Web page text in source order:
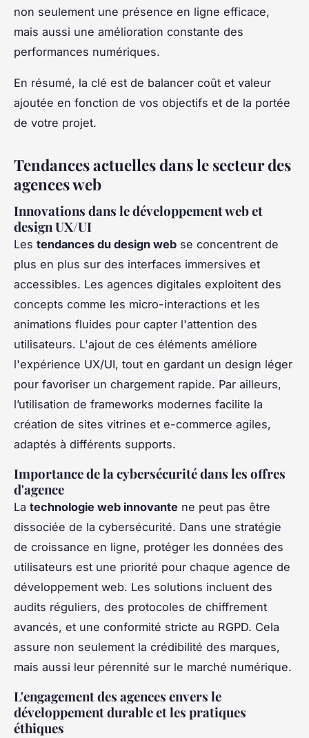
non seulement une présence en ligne efficace,
mais aussi une amélioration constante des
performances numériques.
En résumé, la clé est de balancer coût et valeur
ajoutée en fonction de vos objectifs et de la portée
de votre projet.
Tendances actuelles dans le secteur des
agences web
Innovations dans le développement web et
design UX/UI
Les tendances du design web se concentrent de
plus en plus sur des interfaces immersives et
accessibles. Les agences digitales exploitent des
concepts comme les micro-interactions et les
animations fluides pour capter l'attention des
utilisateurs. L'ajout de ces éléments améliore
l'expérience UX/UI, tout en gardant un design léger
pour favoriser un chargement rapide. Par ailleurs,
l’utilisation de frameworks modernes facilite la
création de sites vitrines et e-commerce agiles,
adaptés à différents supports.
Importance de la cybersécurité dans les offres
d'agence
La technologie web innovante ne peut pas être
dissociée de la cybersécurité. Dans une stratégie
de croissance en ligne, protéger les données des
utilisateurs est une priorité pour chaque agence de
développement web. Les solutions incluent des
audits réguliers, des protocoles de chiffrement
avancés, et une conformité stricte au RGPD. Cela
assure non seulement la crédibilité des marques,
mais aussi leur pérennité sur le marché numérique.
L'engagement des agences envers le
développement durable et les pratiques
éthiques